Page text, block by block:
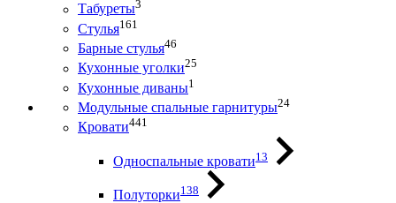
Табуреты3
Стулья161
Барные стулья46
Кухонные уголки25
Кухонные диваны1
Модульные спальные гарнитуры24
Кровати441
Односпальные кровати13
Полуторки138